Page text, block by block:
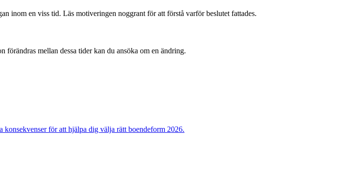
inom en viss tid. Läs motiveringen noggrant för att förstå varför beslutet fattades.
mellan dessa tider kan du ansöka om en ändring.
för att hjälpa dig välja rätt boendeform 2026.